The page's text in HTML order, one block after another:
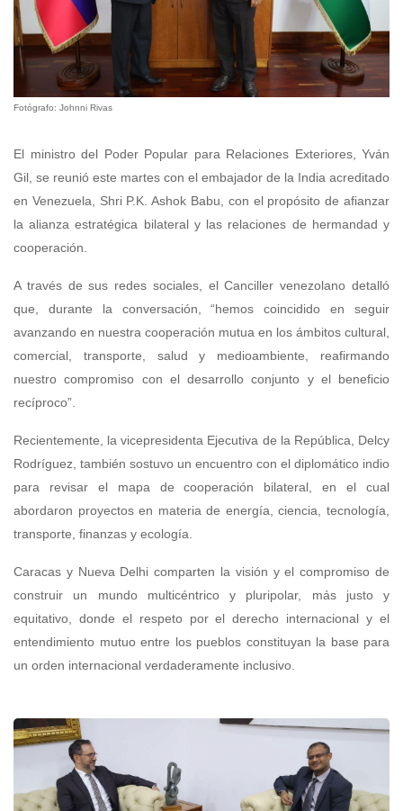
Fotógrafo: Johnni Rivas
El ministro del Poder Popular para Relaciones Exteriores, Yván
Gil, se reunió este martes con el embajador de la India acreditado
en Venezuela, Shri P.K. Ashok Babu, con el propósito de afianzar
la alianza estratégica bilateral y las relaciones de hermandad y
cooperación.
A través de sus redes sociales, el Canciller venezolano detalló
que, durante la conversación, “hemos coincidido en seguir
avanzando en nuestra cooperación mutua en los ámbitos cultural,
comercial, transporte, salud y medioambiente, reafirmando
nuestro compromiso con el desarrollo conjunto y el beneficio
recíproco”.
Recientemente, la vicepresidenta Ejecutiva de la República, Delcy
Rodríguez, también sostuvo un encuentro con el diplomático indio
para revisar el mapa de cooperación bilateral, en el cual
abordaron proyectos en materia de energía, ciencia, tecnología,
transporte, finanzas y ecología.
Caracas y Nueva Delhi comparten la visión y el compromiso de
construir un mundo multicéntrico y pluripolar, más justo y
equitativo, donde el respeto por el derecho internacional y el
entendimiento mutuo entre los pueblos constituyan la base para
un orden internacional verdaderamente inclusivo.